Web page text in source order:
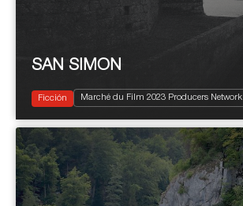
Drama
SAN SIMON
Ficción Marché du Film 2023 Producers Network